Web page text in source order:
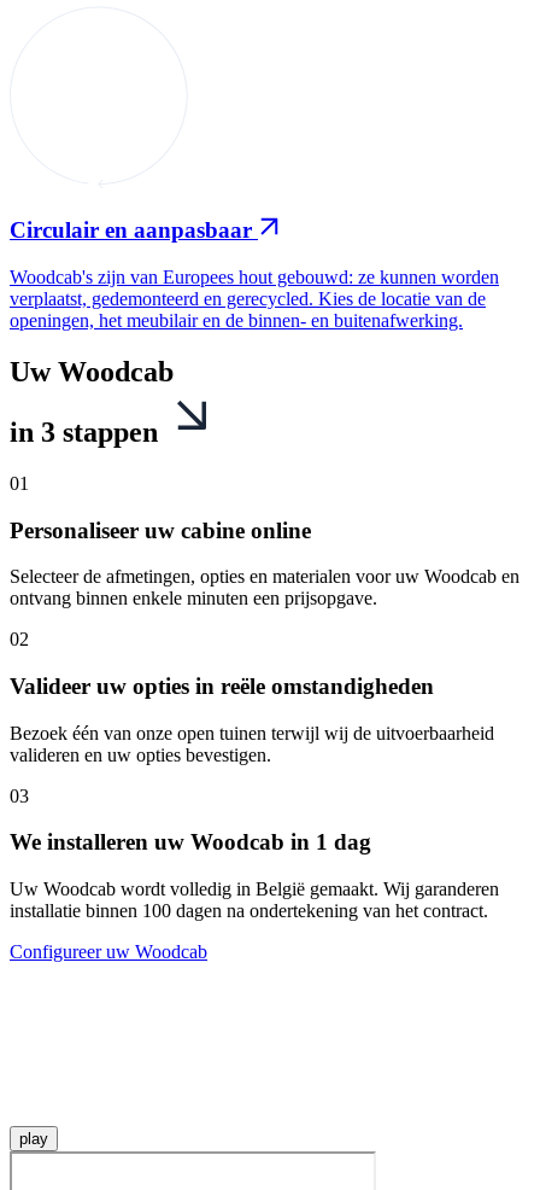
Circulair en aanpasbaar
Woodcab's zijn van Europees hout gebouwd: ze kunnen worden
verplaatst, gedemonteerd en gerecycled. Kies de locatie van de
openingen, het meubilair en de binnen- en buitenafwerking.
Uw Woodcab
in 3 stappen
01
Personaliseer uw cabine online
Selecteer de afmetingen, opties en materialen voor uw Woodcab en
ontvang binnen enkele minuten een prijsopgave.
02
Valideer uw opties in reële omstandigheden
Bezoek één van onze open tuinen terwijl wij de uitvoerbaarheid
valideren en uw opties bevestigen.
03
We installeren uw Woodcab in 1 dag
Uw Woodcab wordt volledig in België gemaakt. Wij garanderen
installatie binnen 100 dagen na ondertekening van het contract.
Configureer uw Woodcab
play